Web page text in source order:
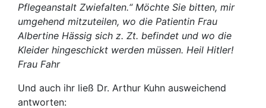
Pflegeanstalt Zwiefalten.“ Möchte Sie bitten, mir
umgehend mitzuteilen, wo die Patientin Frau
Albertine Hässig sich z. Zt. befindet und wo die
Kleider hingeschickt werden müssen. Heil Hitler!
Frau Fahr
Und auch ihr ließ Dr. Arthur Kuhn ausweichend
antworten: